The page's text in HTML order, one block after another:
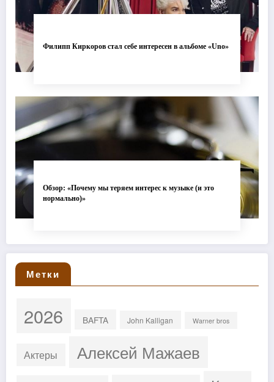
Филипп Киркоров стал себе интересен в альбоме «Uno»
Обзор: «Почему мы теряем интерес к музыке (и это
нормально)»
Метки
2026 BAFTA John Kalligan Warner bros
Актеры Алексей Мажаев